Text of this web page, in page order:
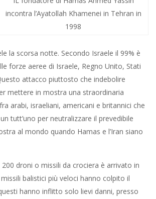
incontra l’Ayatollah Khamenei in Tehran in
1998
la scorsa notte. Secondo Israele il 99% è
forze aeree di Israele, Regno Unito, Stati
attacco piuttosto che indebolire
mettere in mostra una straordinaria
arabi, israeliani, americani e britannici che
tutt’uno per neutralizzare il prevedibile
al mondo quando Hamas e l’Iran siano
droni o missili da crociera è arrivato in
balistici più veloci hanno colpito il
hanno inflitto solo lievi danni, presso